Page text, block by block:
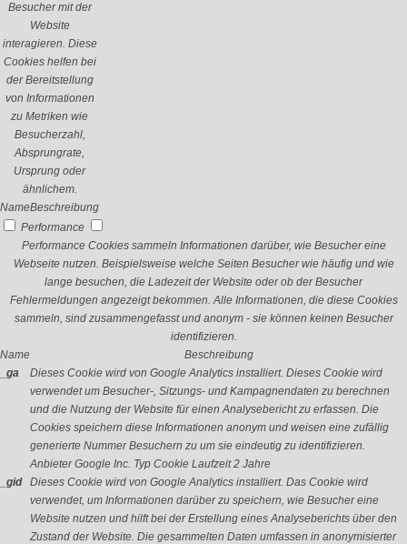
Besucher mit der
Website
interagieren. Diese
Cookies helfen bei
der Bereitstellung
von Informationen
zu Metriken wie
Besucherzahl,
Absprungrate,
Ursprung oder
ähnlichem.
NameBeschreibung
Performance
Performance Cookies sammeln Informationen darüber, wie Besucher eine
Webseite nutzen. Beispielsweise welche Seiten Besucher wie häufig und wie
lange besuchen, die Ladezeit der Website oder ob der Besucher
Fehlermeldungen angezeigt bekommen. Alle Informationen, die diese Cookies
sammeln, sind zusammengefasst und anonym - sie können keinen Besucher
identifizieren.
Name
Beschreibung
_ga
Dieses Cookie wird von Google Analytics installiert. Dieses Cookie wird
verwendet um Besucher-, Sitzungs- und Kampagnendaten zu berechnen
und die Nutzung der Website für einen Analysebericht zu erfassen. Die
Cookies speichern diese Informationen anonym und weisen eine zufällig
generierte Nummer Besuchern zu um sie eindeutig zu identifizieren.
Anbieter Google Inc. Typ Cookie Laufzeit 2 Jahre
_gid
Dieses Cookie wird von Google Analytics installiert. Das Cookie wird
verwendet, um Informationen darüber zu speichern, wie Besucher eine
Website nutzen und hilft bei der Erstellung eines Analyseberichts über den
Zustand der Website. Die gesammelten Daten umfassen in anonymisierter